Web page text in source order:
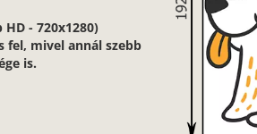
- 720x1280)
mivel annál szebb
is.